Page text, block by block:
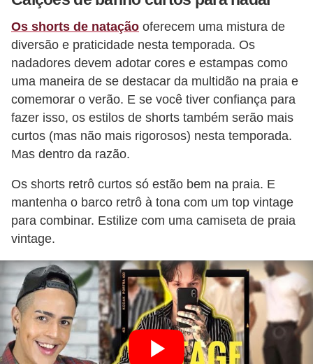
Os shorts de natação oferecem uma mistura de
diversão e praticidade nesta temporada. Os
nadadores devem adotar cores e estampas como
uma maneira de se destacar da multidão na praia e
comemorar o verão. E se você tiver confiança para
fazer isso, os estilos de shorts também serão mais
curtos (mas não mais rigorosos) nesta temporada.
Mas dentro da razão.
Os shorts retrô curtos só estão bem na praia. E
mantenha o barco retrô à tona com um top vintage
para combinar. Estilize com uma camiseta de praia
vintage.